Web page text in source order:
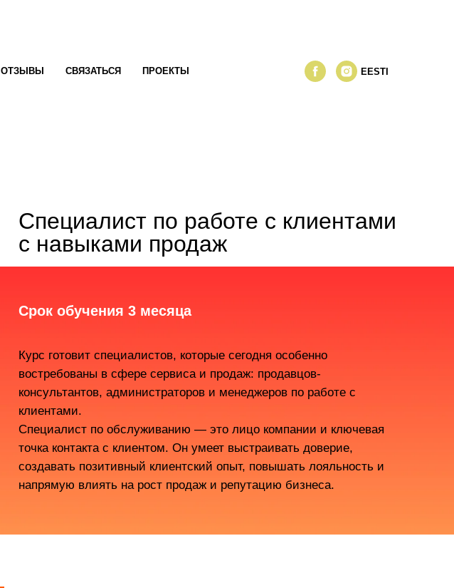
ОТЗЫВЫ СВЯЗАТЬСЯ ПРОЕКТЫ EESTI
Специалист по работе с клиентами
с навыками продаж
Курс готовит специалистов, которые сегодня особенно
востребованы в сфере сервиса и продаж: продавцов-
консультантов, администраторов и менеджеров по работе с
клиентами.
Специалист по обслуживанию — это лицо компании и ключевая
точка контакта с клиентом. Он умеет выстраивать доверие,
создавать позитивный клиентский опыт, повышать лояльность и
напрямую влиять на рост продаж и репутацию бизнеса.
Срок обучения 3 месяца